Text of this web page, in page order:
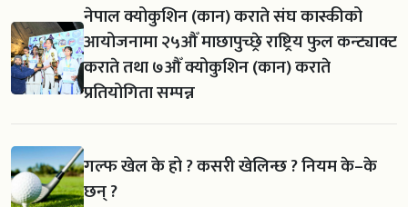
नेपाल क्योकुशिन (कान) कराते संघ कास्कीको
आयोजनामा २५औँ माछापुच्छ्रे राष्ट्रिय फुल कन्ट्याक्ट
कराते तथा ७औँ क्योकुशिन (कान) कराते
प्रतियोगिता सम्पन्न
गल्फ खेल के हो ? कसरी खेलिन्छ ? नियम के–के
छन् ?